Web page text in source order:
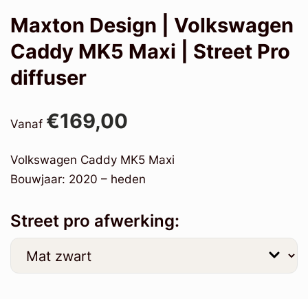
Maxton Design | Volkswagen
Caddy MK5 Maxi | Street Pro
diffuser
Vanaf €169,00
Volkswagen Caddy MK5 Maxi
Bouwjaar: 2020 – heden
Street pro afwerking: